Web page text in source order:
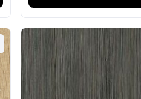
МДФ ЭГГЕР